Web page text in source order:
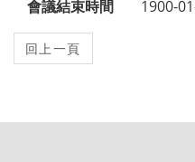
會議結束時間
1900-